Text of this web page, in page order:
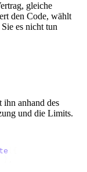
gleiche
den Code, wählt
es nicht tun
anhand des
und die Limits.